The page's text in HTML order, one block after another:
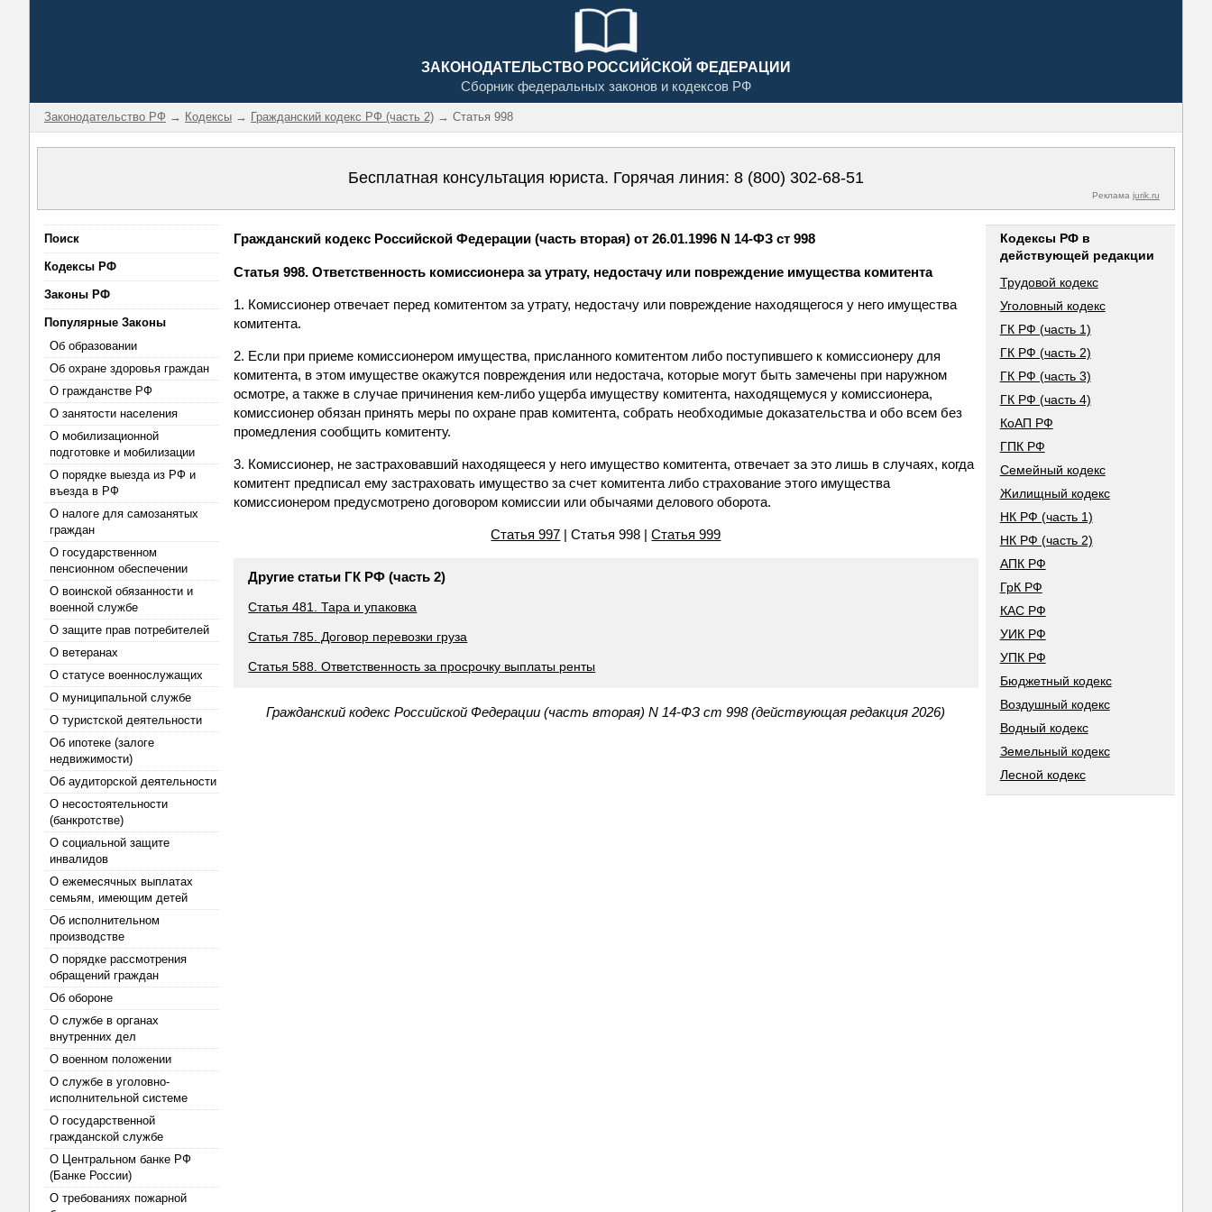
ЗАКОНОДАТЕЛЬСТВО РОССИЙСКОЙ ФЕДЕРАЦИИ
Сборник федеральных законов и кодексов РФ
Законодательство РФ → Кодексы → Гражданский кодекс РФ (часть 2) → Статья 998
Бесплатная консультация юриста. Горячая линия: 8 (800) 302-68-51
Реклама jurik.ru
Поиск
Кодексы РФ
Законы РФ
Популярные Законы
Об образовании
Об охране здоровья граждан
О гражданстве РФ
О занятости населения
О мобилизационной
подготовке и мобилизации
О порядке выезда из РФ и
въезда в РФ
О налоге для самозанятых
граждан
О государственном
пенсионном обеспечении
О воинской обязанности и
военной службе
О защите прав потребителей
О ветеранах
О статусе военнослужащих
О муниципальной службе
О туристской деятельности
Об ипотеке (залоге
недвижимости)
Об аудиторской деятельности
О несостоятельности
(банкротстве)
О социальной защите
инвалидов
О ежемесячных выплатах
семьям, имеющим детей
Об исполнительном
производстве
О порядке рассмотрения
обращений граждан
Об обороне
О службе в органах
внутренних дел
О военном положении
О службе в уголовно-
исполнительной системе
О государственной
гражданской службе
О Центральном банке РФ
(Банке России)
О требованиях пожарной
Гражданский кодекс Российской Федерации (часть вторая) от 26.01.1996 N 14-ФЗ ст 998
Статья 998. Ответственность комиссионера за утрату, недостачу или повреждение имущества комитента
1. Комиссионер отвечает перед комитентом за утрату, недостачу или повреждение находящегося у него имущества
комитента.
2. Если при приеме комиссионером имущества, присланного комитентом либо поступившего к комиссионеру для
комитента, в этом имуществе окажутся повреждения или недостача, которые могут быть замечены при наружном
осмотре, а также в случае причинения кем-либо ущерба имуществу комитента, находящемуся у комиссионера,
комиссионер обязан принять меры по охране прав комитента, собрать необходимые доказательства и обо всем без
промедления сообщить комитенту.
3. Комиссионер, не застраховавший находящееся у него имущество комитента, отвечает за это лишь в случаях, когда
комитент предписал ему застраховать имущество за счет комитента либо страхование этого имущества
комиссионером предусмотрено договором комиссии или обычаями делового оборота.
Статья 997 | Статья 998 |Статья 999
Другие статьи ГК РФ (часть 2)
Статья 481. Тара и упаковка
Статья 785. Договор перевозки груза
Статья 588. Ответственность за просрочку выплаты ренты
Гражданский кодекс Российской Федерации (часть вторая) N 14-ФЗ ст 998 (действующая редакция 2026)
Кодексы РФ в
действующей редакции
Трудовой кодекс
Уголовный кодекс
ГК РФ (часть 1)
ГК РФ (часть 2)
ГК РФ (часть 3)
ГК РФ (часть 4)
КоАП РФ
ГПК РФ
Семейный кодекс
Жилищный кодекс
НК РФ (часть 1)
НК РФ (часть 2)
АПК РФ
ГрК РФ
КАС РФ
УИК РФ
УПК РФ
Бюджетный кодекс
Воздушный кодекс
Водный кодекс
Земельный кодекс
Лесной кодекс